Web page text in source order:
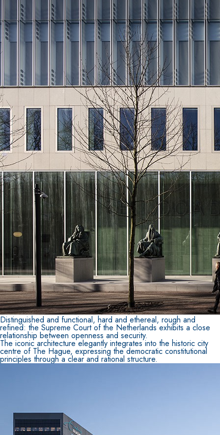
Distinguished and functional, hard and ethereal, rough and
refined: the Supreme Court of the Netherlands exhibits a close
relationship between openness and security.
The iconic architecture elegantly integrates into the historic city
centre of The Hague, expressing the democratic constitutional
principles through a clear and rational structure.
Sistema RIPRISTINO DEL CALCESTRUZZO PRODOTTI
GEOACTIVE R4 40
Malta rapida contenente speciali leganti
polimero-modificata, tixotropica,
passivazione, riparazione, rasatura e
calcestruzzo
Sistema ISOLAMENTO TERMICO FASSATHERM®
A 96 RESPHIRA